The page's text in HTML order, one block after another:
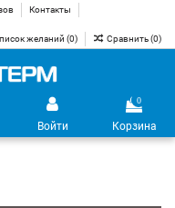
Контакты
желаний (0) Сравнить (0)
Войти
0
Корзина